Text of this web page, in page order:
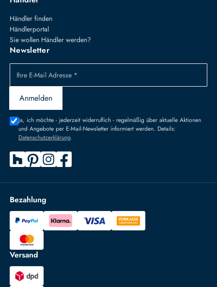
Händler finden
Händlerportal
Sie wollen Händler werden?
Newsletter
Ihre E-Mail Adresse *
Anmelden
Ja, ich möchte - jederzeit widerruflich - regelmäßig über aktuelle Aktionen
und Angebote per E-Mail-Newsletter informiert werden. Details:
Datenschutzerklärung.
Bezahlung
Versand